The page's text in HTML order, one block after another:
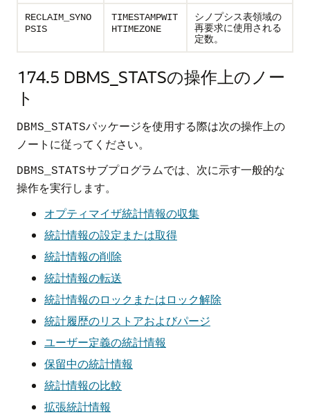
RECLAIM_SYNO
PSIS
TIMESTAMPWIT
HTIMEZONE
シノプシス表領域の
再要求に使用される
定数。
174.5 DBMS_STATSの操作上のノー
ト
DBMS_STATSパッケージを使用する際は次の操作上の
ノートに従ってください。
DBMS_STATSサブプログラムでは、次に示す一般的な
操作を実行します。
オプティマイザ統計情報の収集
統計情報の設定または取得
統計情報の削除
統計情報の転送
統計情報のロックまたはロック解除
統計履歴のリストアおよびパージ
ユーザー定義の統計情報
保留中の統計情報
統計情報の比較
拡張統計情報